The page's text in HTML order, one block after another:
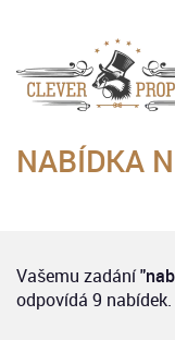
NABÍDKA
Vašemu zadání
odpovídá 9 nabídek.